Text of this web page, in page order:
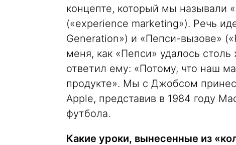
концепте, который мы называли
(«experience marketing»). Речь
Generation») и «Пепси-вызове»
меня, как «Пепси» удалось
ответил ему: «Потому, что наш
продукте». Мы с Джобсом
Apple, представив в 1984 году
футбола.
Какие уроки, вынесенные из